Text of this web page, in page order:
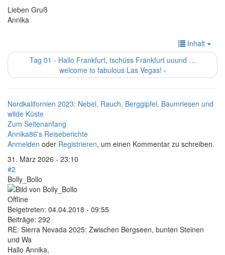
Lieben Gruß
Annika
Inhalt
Tag 01 - Hallo Frankfurt, tschüss Frankfurt uuund …
welcome to fabulous Las Vegas! ›
Nordkalifornien 2023: Nebel, Rauch, Berggipfel, Baumriesen und
wilde Küste
Zum Seitenanfang
Annika86's Reiseberichte
Anmelden oder Registrieren, um einen Kommentar zu schreiben.
31. März 2026 - 23:10
#2
Bolly_Bollo
Offline
Beigetreten: 04.04.2018 - 09:55
Beiträge: 292
RE: Sierra Nevada 2025: Zwischen Bergseen, bunten Steinen
und Wa
Hallo Annika,